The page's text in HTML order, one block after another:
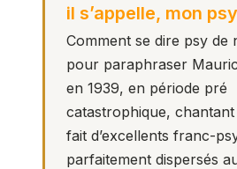
il s’appelle, mon
Comment se dire psy de
pour paraphraser
en 1939, en période pré
catastrophique,
fait d’excellents franc-
parfaitement dispersés